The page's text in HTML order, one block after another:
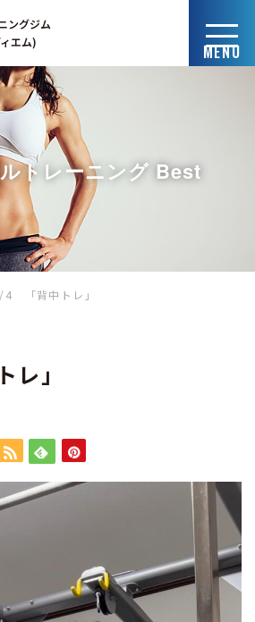
ングジム
エム)
MENU
トレーニング Best
4 「背中トレ」
」